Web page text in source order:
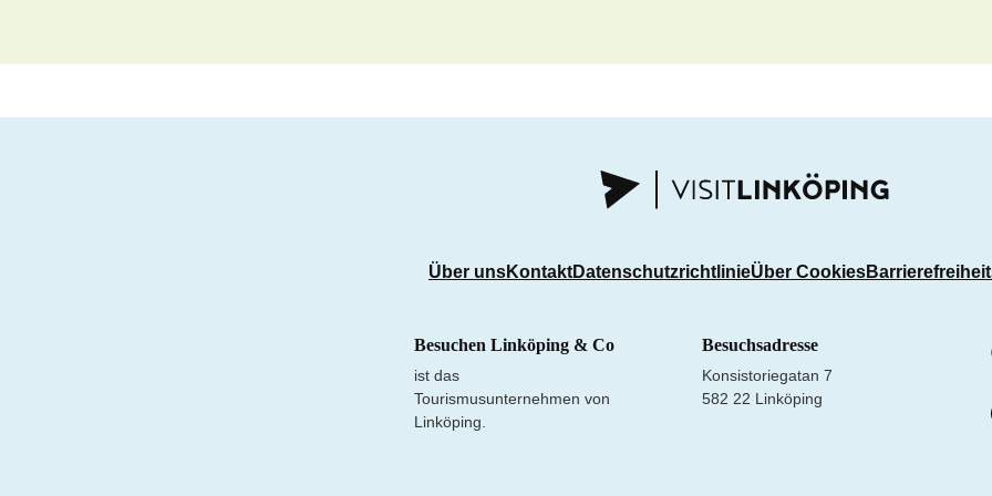
Über unsKontaktDatenschutzrichtlinieÜber Cookies
Besuchen Linköping & Co
ist das
Tourismusunternehmen von
Linköping.
Besuchsadresse
Konsistoriegatan 7
582 22 Linköping